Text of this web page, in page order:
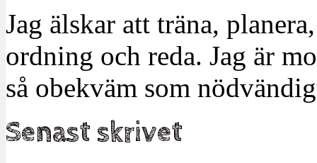
Jag älskar att träna,
ordning och reda. Jag är
så obekväm som
Senast skrivet